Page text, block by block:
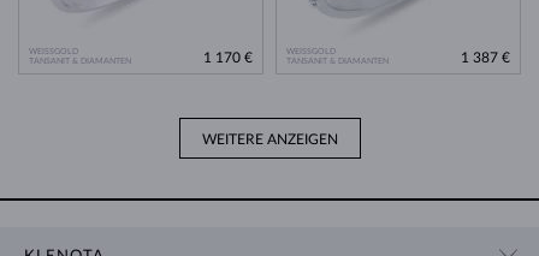
WEISSGOLD
TANSANIT & DIAMANTEN
1 170 €
WEISSGOLD
TANSANIT & DIAMANTEN
1 387 €
WEITERE ANZEIGEN